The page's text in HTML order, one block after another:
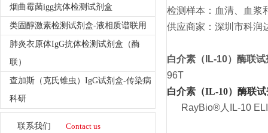
烟曲霉菌igg抗体检测试剂盒
类固醇激素检测试剂盒-液相质谱联用
肺炎衣原体IgG抗体检测试剂盒（酶
联）
查加斯（克氏锥虫）IgG试剂盒-传染病
科研
联系我们 Contact us
检测样本：血清、血浆
供应商家：深圳市科润
白介素（IL-10）酶联试
96T
白介素（IL-10）酶联
RayBio®人IL-10